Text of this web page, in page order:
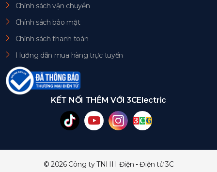
Chính sách vận chuyển
Chính sách bảo mật
Chính sách thanh toán
Hướng dẫn mua hàng trực tuyến
KẾT NỐI THÊM VỚI 3CElectric
© 2026 Công ty TNHH Điện - Điện tử 3C